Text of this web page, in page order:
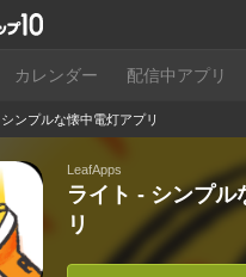
カレンダー 配信中アプリ
ンプルな懐中電灯アプリ
LeafApps
ライト - シンプル
リ